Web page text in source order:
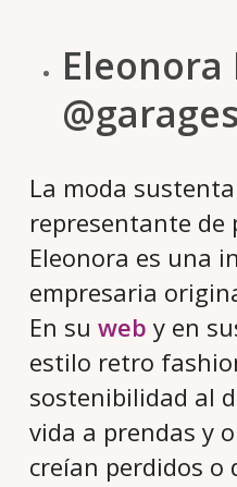
Eleonora
La moda
representante de
Eleonora es una
empresaria
En su web y en
estilo retro
sostenibilidad al
vida a prendas y
creían perdidos o